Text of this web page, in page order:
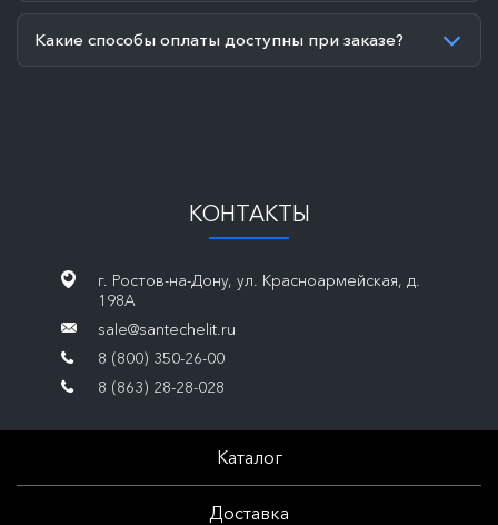
Какие способы оплаты доступны при заказе?
КОНТАКТЫ
г. Ростов-на-Дону, ул. Красноармейская, д.
198А
sale@santechelit.ru
8 (800) 350-26-00
8 (863) 28-28-028
Каталог
Доставка